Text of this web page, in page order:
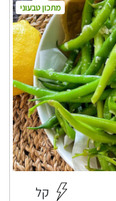
קל
מתכון טבעוני